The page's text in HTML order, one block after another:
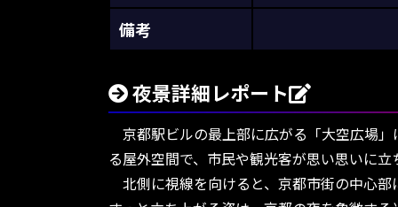
備考
夜景詳細レポート
京都駅ビルの最上部に広がる「大空広場」
る屋外空間で、市民や観光客が思い思いに
北側に視線を向けると、京都市街の中心部